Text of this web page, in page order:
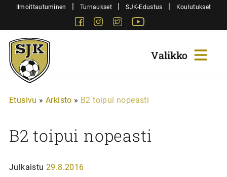
SiirryIlmoittautuminen | Turnaukset | SJK-Edustus | Koulutukset
FacebookInstagram
Twitter
Sjk-
Juniorit
Etusivu » Arkisto » B2 toipui nopeasti
B2 toipui nopeasti
Julkaistu 29.8.2016